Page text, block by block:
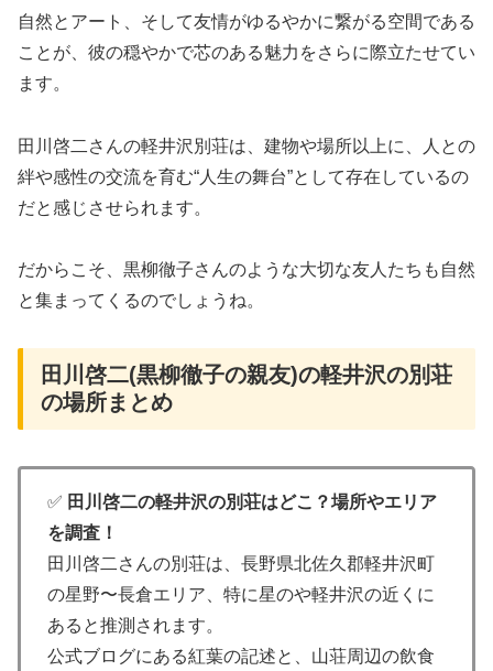
自然とアート、そして友情がゆるやかに繋がる空間である
ことが、彼の穏やかで芯のある魅力をさらに際立たせてい
ます。
田川啓二さんの軽井沢別荘は、建物や場所以上に、人との
絆や感性の交流を育む“人生の舞台”として存在しているの
だと感じさせられます。
だからこそ、黒柳徹子さんのような大切な友人たちも自然
と集まってくるのでしょうね。
田川啓二(黒柳徹子の親友)の軽井沢の別荘
の場所まとめ
✅ 田川啓二の軽井沢の別荘はどこ？場所やエリア
を調査！
田川啓二さんの別荘は、長野県北佐久郡軽井沢町
の星野〜長倉エリア、特に星のや軽井沢の近くに
あると推測されます。
公式ブログにある紅葉の記述と、山荘周辺の飲食